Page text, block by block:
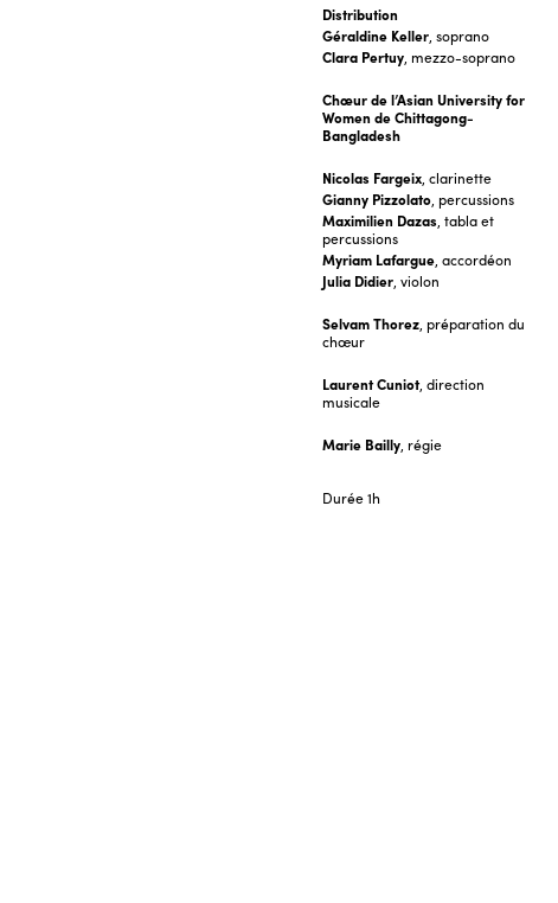
Distribution
Géraldine Keller, soprano
Clara Pertuy, mezzo-soprano
Chœur de l’Asian University for
Women de Chittagong-
Bangladesh
Nicolas Fargeix, clarinette
Gianny Pizzolato, percussions
Maximilien Dazas, tabla et
percussions
Myriam Lafargue, accordéon
Julia Didier, violon
Selvam Thorez, préparation du
chœur
Laurent Cuniot, direction
musicale
Marie Bailly, régie
Durée1h